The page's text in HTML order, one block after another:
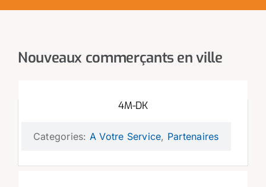
Nouveaux commerçants en ville
4M-DK
Categories: A Votre Service, Partenaires